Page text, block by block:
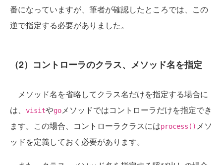
番になっていますが、筆者が確認したところでは、この
逆で指定する必要がありました。
（2）コントローラのクラス、メソッド名を指定
メソッド名を省略してクラス名だけを指定する場合に
は、
visitやgoメソッドではコントローラだけを指定でき
ます。この場合、コントローラクラスにはprocess() メソ
ッドを定義しておく必要があります。